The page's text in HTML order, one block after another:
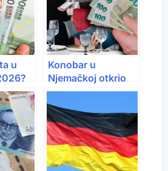
u
Konobar u
Njemačkoj otkrio
platu: “Nisam
vjerovao koliko
ostane na kraju
mjeseca”